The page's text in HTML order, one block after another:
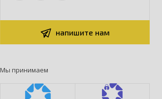
напишите нам
Мы принимаем